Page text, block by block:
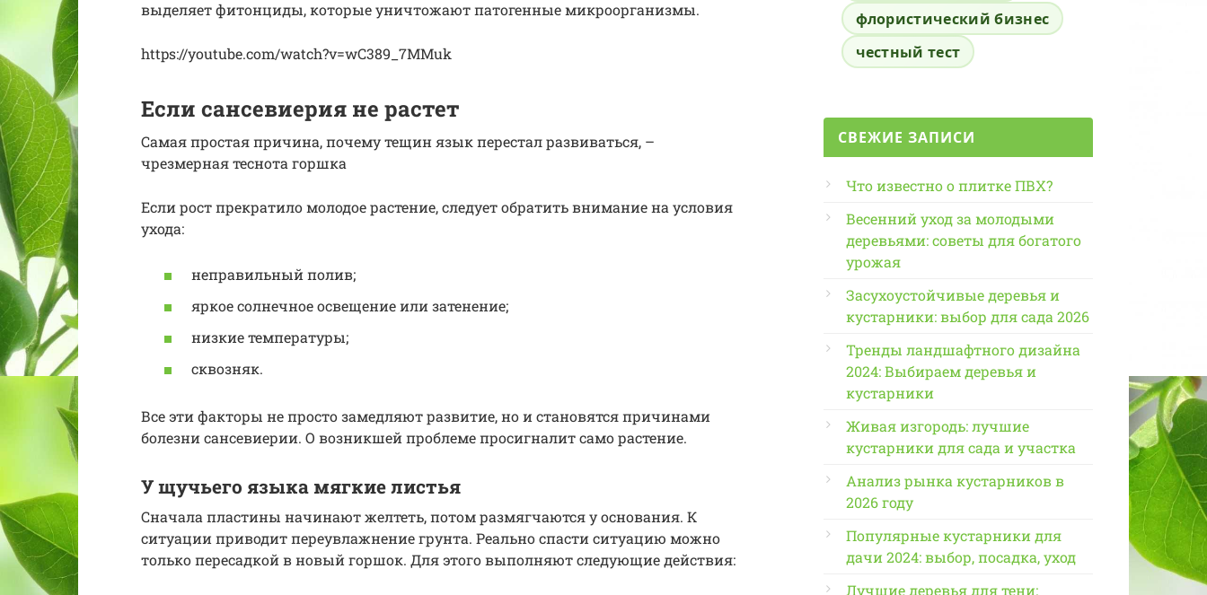
выделяет фитонциды, которые уничтожают патогенные микроорганизмы.
https://youtube.com/watch?v=wC389_7MMuk
Если сансевиерия не растет
Самая простая причина, почему тещин язык перестал развиваться, –
чрезмерная теснота горшка
Если рост прекратило молодое растение, следует обратить внимание на условия
ухода:
неправильный полив;
яркое солнечное освещение или затенение;
низкие температуры;
сквозняк.
Все эти факторы не просто замедляют развитие, но и становятся причинами
болезни сансевиерии. О возникшей проблеме просигналит само растение.
У щучьего языка мягкие листья
Сначала пластины начинают желтеть, потом размягчаются у основания. К
ситуации приводит переувлажнение грунта. Реально спасти ситуацию можно
только пересадкой в новый горшок. Для этого выполняют следующие действия:
флористический бизнес
честный тест
СВЕЖИЕ ЗАПИСИ
Что известно о плитке ПВХ?
Весенний уход за молодыми
деревьями: советы для богатого
урожая
Засухоустойчивые деревья и
кустарники: выбор для сада 2026
Тренды ландшафтного дизайна
2024: Выбираем деревья и
кустарники
Живая изгородь: лучшие
кустарники для сада и участка
Анализ рынка кустарников в
2026 году
Популярные кустарники для
дачи 2024: выбор, посадка, уход
Лучшие деревья для тени: